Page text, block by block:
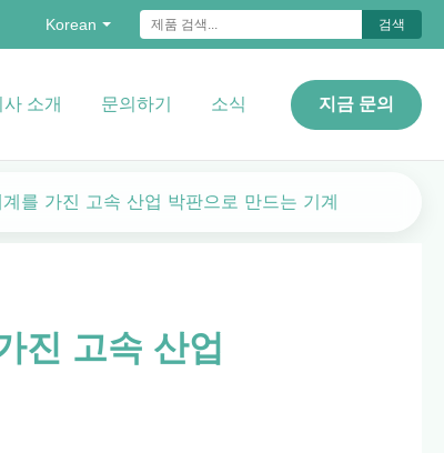
Korean 검색
사 소개 문의하기 소식 지금 문의
를 가진 고속 산업 박판으로 만드는 기계
진 고속 산업